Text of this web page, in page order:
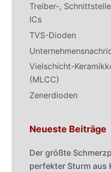
Treiber-,
ICs
TVS-Dioden
Vielschicht-
(MLCC)
Zenerdioden
Neueste Beiträge
Der größte
perfekter Sturm aus